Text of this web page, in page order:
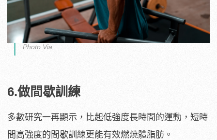
Photo Via
6.做間歇訓練
多數研究一再顯示，比起低強度長時間的運動，短時
間高強度的間歇訓練更能有效燃燒體脂肪。